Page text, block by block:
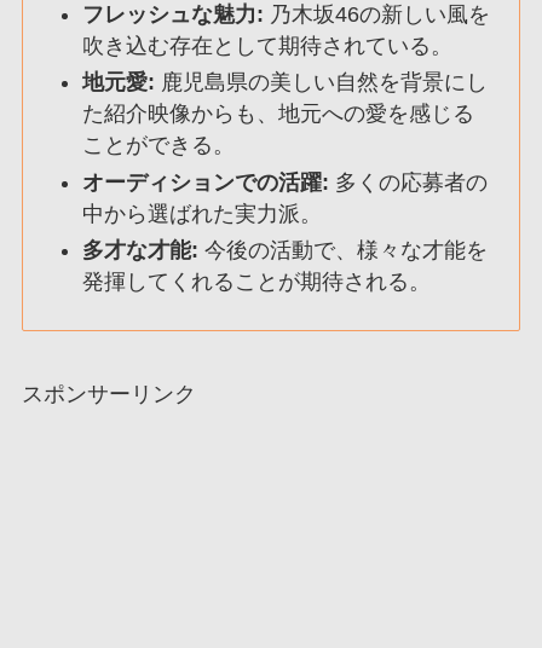
フレッシュな魅力: 乃木坂46の新しい風を
吹き込む存在として期待されている。
地元愛: 鹿児島県の美しい自然を背景にし
た紹介映像からも、地元への愛を感じる
ことができる。
オーディションでの活躍: 多くの応募者の
中から選ばれた実力派。
多才な才能: 今後の活動で、様々な才能を
発揮してくれることが期待される。
スポンサーリンク